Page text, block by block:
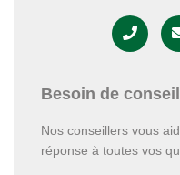
Besoin de
Nos conseillers vous
réponse à toutes vos